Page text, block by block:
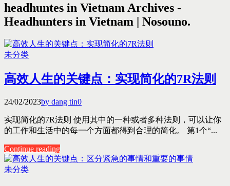
headhuntes in Vietnam Archives -
Headhunters in Vietnam | Nosouno.
未分类
高效人生的关键点：实现简化的7R法则
24/02/2023by dang tin0
实现简化的7R法则 使用其中的一种或者多种法则，可以让你
的工作和生活中的每一个方面都得到合理的简化。 第1个“...
Continue reading
未分类